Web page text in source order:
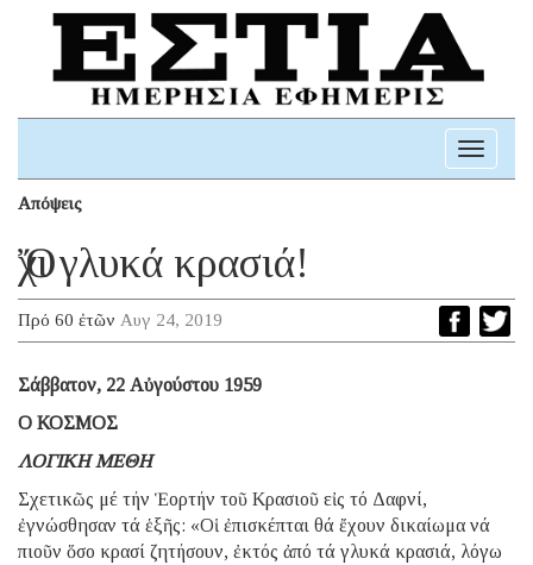
Toggle
Απόψεις
Ὄχι γλυκά κρασιά!
Πρό 60 ἐτῶν Αυγ 24, 2019
Σάββατον, 22 Αὐγούστου 1959
Ο ΚΟΣΜΟΣ
ΛΟΓΙΚΗ ΜΕΘΗ
Σχετικῶς μέ τήν Ἑορτήν τοῦ Κρασιοῦ εἰς τό Δαφνί,
ἐγνώσθησαν τά ἑξῆς: «Οἱ ἐπισκέπται θά ἔχουν δικαίωμα νά
πιοῦν ὅσο κρασί ζητήσουν, ἐκτός ἀπό τά γλυκά κρασιά, λόγω